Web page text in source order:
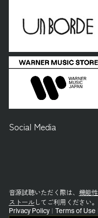
Social Media
音源試聴いただく際は、 機能
ストールしてご利用ください。
Privacy Policy Terms of Use